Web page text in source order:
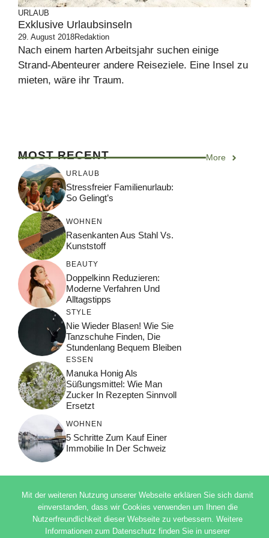
URLAUB
Exklusive Urlaubsinseln
29. August 2018Redaktion
Nach einem harten Arbeitsjahr suchen einige
Strand-Abenteurer andere Reiseziele. Eine Insel zu
mieten, wäre ihr Traum.
MOST RECENT More
URLAUB
Stressfreier Familienurlaub:
So Gelingt’s
WOHNEN
Rasenkanten Aus Stahl Vs.
Kunststoff
BEAUTY
Doppelkinn Reduzieren:
Moderne Verfahren Und
Alltagstipps
STYLE
Nie Wieder Blasen! Wie Sie
Tanzschuhe Finden, Die
Stundenlang Bequem Bleiben
ESSEN
Manuka Honig Als
Süßungsmittel: Wie Man
Zucker In Rezepten Sinnvoll
Ersetzt
WOHNEN
5 Schritte Zum Kauf Einer
Immobilie In Der Schweiz
© 2026 ADSIMPLE
DATENSCHUTZERKLÄRUNG
IMPRESSUM
Mit der weiteren Nutzung unserer Webseite erklären Sie sich damit
einverstanden, dass wir Cookies verwenden um Ihnen die
Nutzerfreundlichkeit dieser Webseite zu verbessern. Weitere
Informationen zum Datenschutz finden Sie in unserer